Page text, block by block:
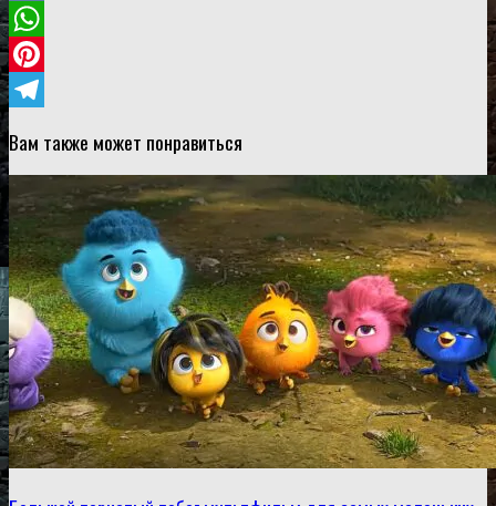
VK
WhatsApp
Pinterest
Вам также может понравиться